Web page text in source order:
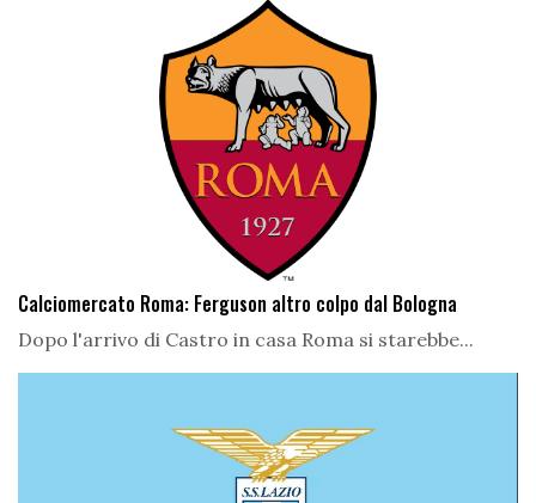
Calciomercato Roma: Ferguson altro colpo dal Bologna
Dopo l'arrivo di Castro in casa Roma si starebbe...